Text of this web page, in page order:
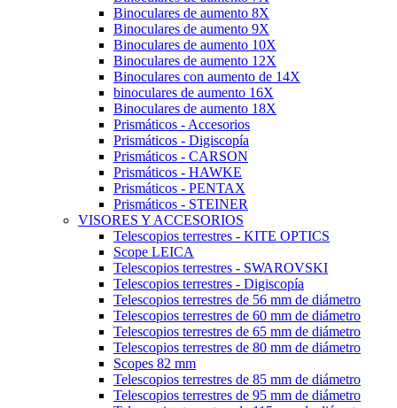
Binoculares de aumento 8X
Binoculares de aumento 9X
Binoculares de aumento 10X
Binoculares de aumento 12X
Binoculares con aumento de 14X
binoculares de aumento 16X
Binoculares de aumento 18X
Prismáticos - Accesorios
Prismáticos - Digiscopía
Prismáticos - CARSON
Prismáticos - HAWKE
Prismáticos - PENTAX
Prismáticos - STEINER
VISORES Y ACCESORIOS
Telescopios terrestres - KITE OPTICS
Scope LEICA
Telescopios terrestres - SWAROVSKI
Telescopios terrestres - Digiscopía
Telescopios terrestres de 56 mm de diámetro
Telescopios terrestres de 60 mm de diámetro
Telescopios terrestres de 65 mm de diámetro
Telescopios terrestres de 80 mm de diámetro
Scopes 82 mm
Telescopios terrestres de 85 mm de diámetro
Telescopios terrestres de 95 mm de diámetro